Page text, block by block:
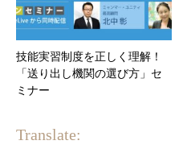
技能実習制度を正しく理解！
「送り出し機関の選び方」セ
ミナー
Translate: